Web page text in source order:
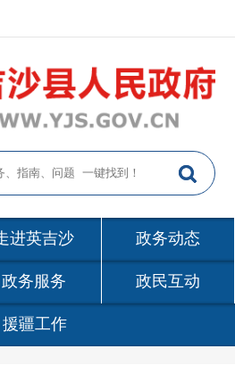
进英吉沙 政务动态
政务服务 政民互动
援疆工作